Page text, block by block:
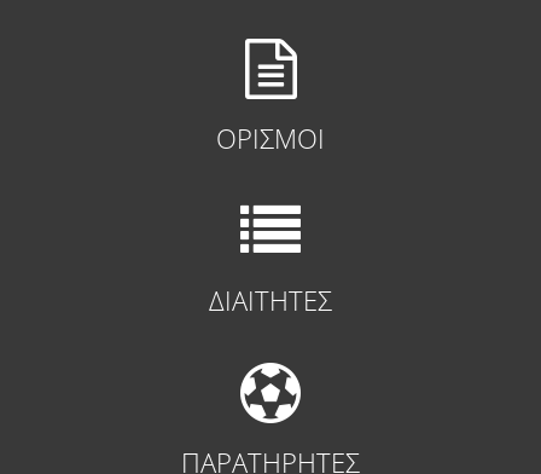
ΟΡΙΣΜΟΙ
ΔΙΑΙΤΗΤΕΣ
ΠΑΡΑΤΗΡΗΤΕΣ